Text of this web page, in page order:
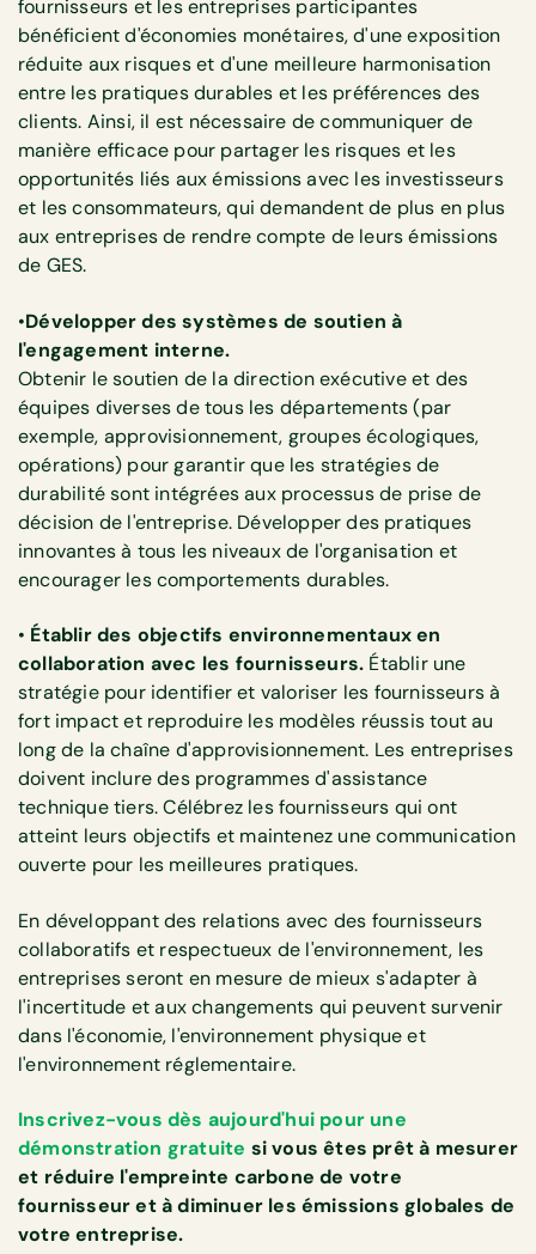
fournisseurs et les entreprises participantes
bénéficient d'économies monétaires, d'une exposition
réduite aux risques et d'une meilleure harmonisation
entre les pratiques durables et les préférences des
clients. Ainsi, il est nécessaire de communiquer de
manière efficace pour partager les risques et les
opportunités liés aux émissions avec les investisseurs
et les consommateurs, qui demandent de plus en plus
aux entreprises de rendre compte de leurs émissions
de GES.
•Développer des systèmes de soutien à
l'engagement interne.
Obtenir le soutien de la direction exécutive et des
équipes diverses de tous les départements (par
exemple, approvisionnement, groupes écologiques,
opérations) pour garantir que les stratégies de
durabilité sont intégrées aux processus de prise de
décision de l'entreprise. Développer des pratiques
innovantes à tous les niveaux de l'organisation et
encourager les comportements durables.
• Établir des objectifs environnementaux en
collaboration avec les fournisseurs. Établir une
stratégie pour identifier et valoriser les fournisseurs à
fort impact et reproduire les modèles réussis tout au
long de la chaîne d'approvisionnement. Les entreprises
doivent inclure des programmes d'assistance
technique tiers. Célébrez les fournisseurs qui ont
atteint leurs objectifs et maintenez une communication
ouverte pour les meilleures pratiques.
En développant des relations avec des fournisseurs
collaboratifs et respectueux de l'environnement, les
entreprises seront en mesure de mieux s'adapter à
l'incertitude et aux changements qui peuvent survenir
dans l'économie, l'environnement physique et
l'environnement réglementaire.
Inscrivez-vous dès aujourd'hui pour une
démonstration gratuite si vous êtes prêt à mesurer
et réduire l'empreinte carbone de votre
fournisseur et à diminuer les émissions globales de
votre entreprise.